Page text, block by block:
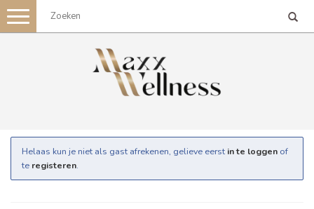
Toggle
navigation
Helaas kun je niet als gast afrekenen, gelieve eerst in te loggen of
te registeren.